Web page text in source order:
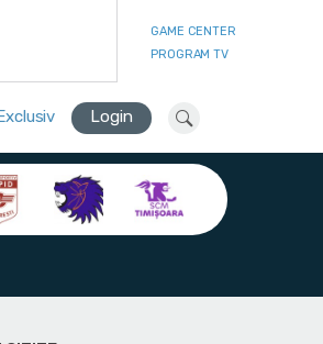
GAME CENTER
PROGRAM TV
Login